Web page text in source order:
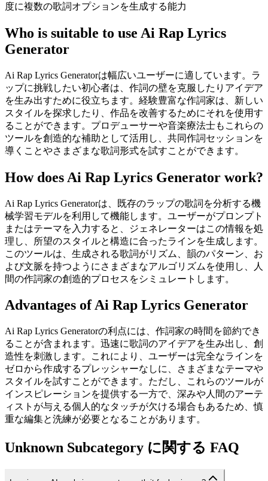
度に複数の歌詞オプションを生成する能力
Who is suitable to use Ai Rap Lyrics
Generator
Ai Rap Lyrics Generatorは幅広いユーザーに適しています。ラ
ップに挑戦したい初心者は、作詞の壁を克服したりアイデア
を生み出すために役立ちます。経験豊富な作詞家は、新しい
スタイルを探求したり、作品を改善するためにそれを使用す
ることができます。プロデューサーや音楽療法士もこれらの
ツールを創造的な補助として活用し、共同作詞セッションを
導くことやさまざまな歌詞形式を試すことができます。
How does Ai Rap Lyrics Generator work?
Ai Rap Lyrics Generatorは、既存のラップの歌詞を分析する機
械学習モデルを利用して機能します。ユーザーがプロンプト
またはテーマを入力すると、ジェネレーターはこの情報を処
理し、所望のスタイルと構造に合ったラインを生成します。
このツールは、生成される歌詞がリズム、韻のパターン、お
よび文脈を持つようにさまざまなアルゴリズムを使用し、人
間の作詞家の創造的プロセスをシミュレートします。
Advantages of Ai Rap Lyrics Generator
Ai Rap Lyrics Generatorの利点には、作詞家の時間を節約でき
ることが含まれます。迅速に歌詞のアイデアを生み出し、創
造性を刺激します。これにより、ユーザーは完全なラインを
ゼロから作成するプレッシャーなしに、さまざまなテーマや
スタイルを試すことができます。ただし、これらのツールが
インスピレーションを提供する一方で、深みや人間のアーテ
ィストが与える個人的なタッチが欠ける場合もあるため、慎
重な編集と洗練が必要となることがあります。
Unknown Subcategory に関する FAQ